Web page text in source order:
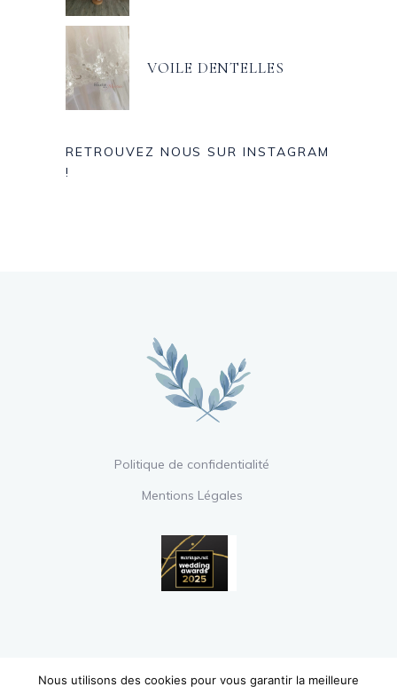
VOILE DENTELLES
RETROUVEZ NOUS SUR INSTAGRAM
!
Politique de confidentialité
Mentions Légales
Nous utilisons des cookies pour vous garantir la meilleure